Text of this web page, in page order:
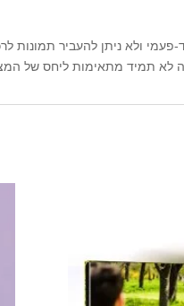
פעמי ולא ניתן להעביר תמונות
תמיד מתאימות ליחס של